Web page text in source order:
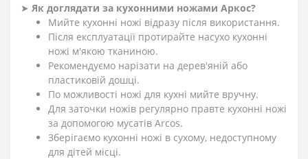
➤ Як доглядати за кухонними ножами Аркос?
Мийте кухонні ножі відразу після використання.
Після експлуатації протирайте насухо кухонні
ножі м'якою тканиною.
Рекомендуємо нарізати на дерев'яній або
пластиковій дошці.
По можливості ножі для кухні мийте вручну.
Для заточки ножів регулярно правте кухонні ножі
за допомогою мусатів Arcos.
Зберігаємо кухонні ножі в сухому, недоступному
для дітей місці.